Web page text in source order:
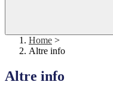
Home >
Altre info
Altre info